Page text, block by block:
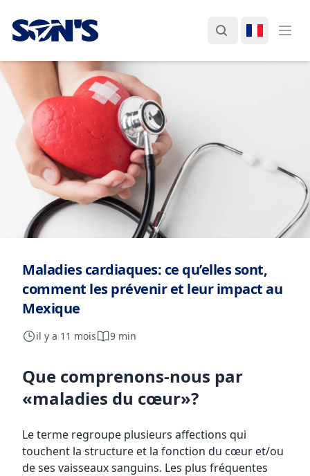
Laboratorios Química Son's
Rechercher
Changer
Maladies cardiaques: ce qu’elles sont,
comment les prévenir et leur impact au
Mexique
il y a 11 mois 9 min
Que comprenons-nous par
«maladies du cœur»?
Le terme regroupe plusieurs affections qui
touchent la structure et la fonction du cœur et/ou
de ses vaisseaux sanguins. Les plus fréquentes